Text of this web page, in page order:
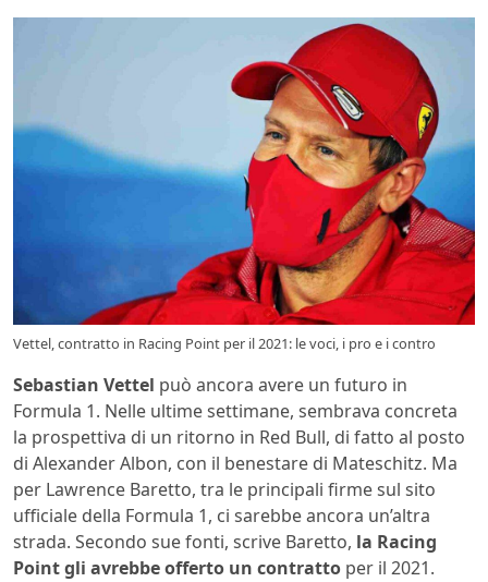
Vettel, contratto in Racing Point per il 2021: le voci, i pro e i contro
Sebastian Vettel può ancora avere un futuro in
Formula 1. Nelle ultime settimane, sembrava concreta
la prospettiva di un ritorno in Red Bull, di fatto al posto
di Alexander Albon, con il benestare di Mateschitz. Ma
per Lawrence Baretto, tra le principali firme sul sito
ufficiale della Formula 1, ci sarebbe ancora un’altra
strada. Secondo sue fonti, scrive Baretto, la Racing
Point gli avrebbe offerto un contratto per il 2021.